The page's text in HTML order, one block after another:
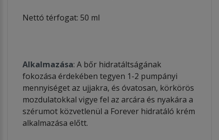
Nettó térfogat: 50 ml
Alkalmazása: A bőr hidratáltságának
fokozása érdekében tegyen 1-2 pumpányi
mennyiséget az ujjakra, és óvatosan, körkörös
mozdulatokkal vigye fel az arcára és nyakára a
szérumot közvetlenül a Forever hidratáló krém
alkalmazása előtt.